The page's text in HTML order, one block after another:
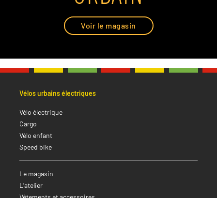
Voir le magasin
Vélos urbains électriques
Vélo électrique
Cargo
Vélo enfant
Speed bike
Le magasin
L’atelier